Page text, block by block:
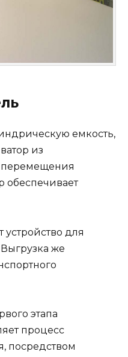
емкость,
из
обеспечивает
для
же
этапа
процесс
посредством